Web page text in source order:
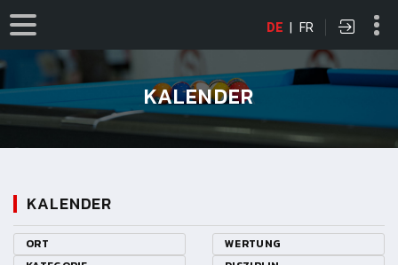
DE | FR
KALENDER
KALENDER
ORT
WERTUNG